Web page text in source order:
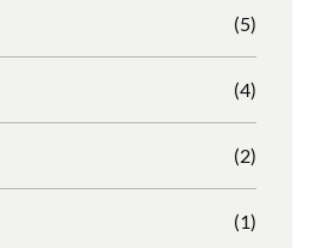
(5)
(4)
(2)
(1)